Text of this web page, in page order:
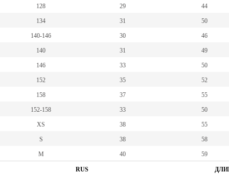
128 29 44
134 31 50
140-146 30 46
140 31 49
146 33 50
152 35 52
158 37 55
152-158 33 50
XS 38 55
S 38 58
M 40 59
RUS